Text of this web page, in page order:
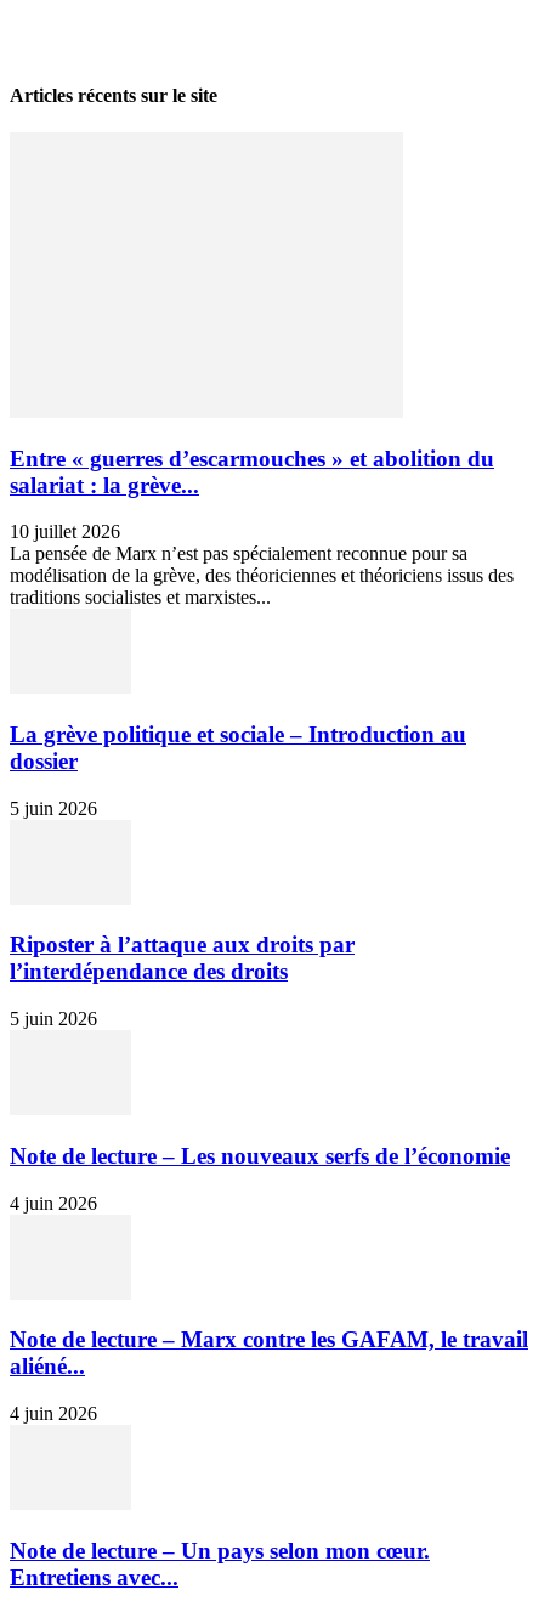
Articles récents sur le site
Entre « guerres d’escarmouches » et abolition du
salariat : la grève...
10 juillet 2026
La pensée de Marx n’est pas spécialement reconnue pour sa
modélisation de la grève, des théoriciennes et théoriciens issus des
traditions socialistes et marxistes...
La grève politique et sociale – Introduction au
dossier
5 juin 2026
Riposter à l’attaque aux droits par
l’interdépendance des droits
5 juin 2026
Note de lecture – Les nouveaux serfs de l’économie
4 juin 2026
Note de lecture – Marx contre les GAFAM, le travail
aliéné...
4 juin 2026
Note de lecture – Un pays selon mon cœur.
Entretiens avec...